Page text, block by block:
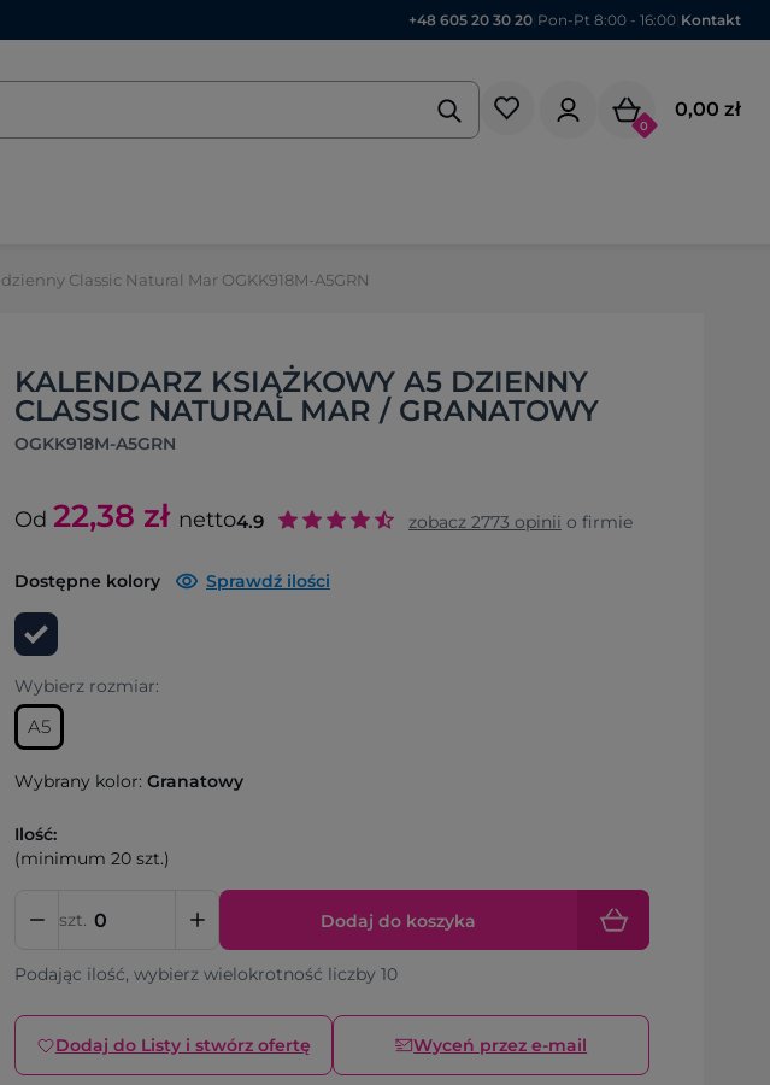
+48 605 20 30 20 Pon-Pt 8:00 - 16:00 Kontakt
0
0,00 zł
Classic Natural Mar OGKK918M-A5GRN
KALENDARZ KSIĄŻKOWY A5 DZIENNY
CLASSIC NATURAL MAR / GRANATOWY
OGKK918M-A5GRN
Od 22,38 zł netto4.9 zobacz 2773 opinii o firmie
Dostępne kolory Sprawdź ilości
Wybierz rozmiar:
A5
Wybrany kolor: Granatowy
Ilość:
(minimum 20 szt.)
szt. Dodaj do koszyka
Podając ilość, wybierz wielokrotność liczby 10
Dodaj do Listy i stwórz ofertę Wyceń przez e-mail